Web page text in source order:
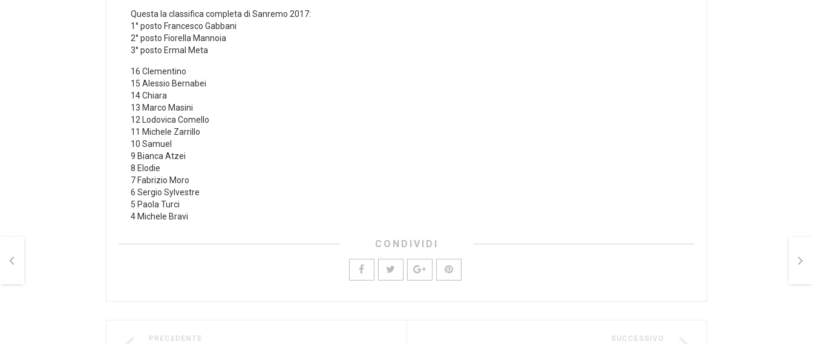
Questa la classifica completa di Sanremo 2017:
1° posto Francesco Gabbani
2° posto Fiorella Mannoia
3° posto Ermal Meta
16 Clementino
15 Alessio Bernabei
14 Chiara
13 Marco Masini
12 Lodovica Comello
11 Michele Zarrillo
10 Samuel
9 Bianca Atzei
8 Elodie
7 Fabrizio Moro
6 Sergio Sylvestre
5 Paola Turci
4 Michele Bravi
CONDIVIDI
PRECEDENTE SUCCESSIVO